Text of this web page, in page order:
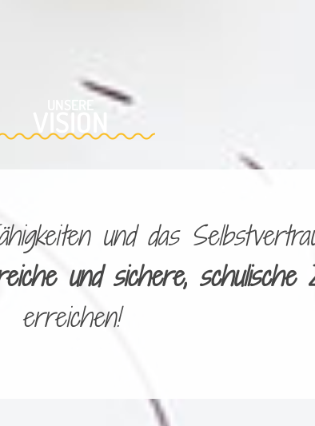
UNSERE
VISION
und das
und sichere, schulische
erreichen!